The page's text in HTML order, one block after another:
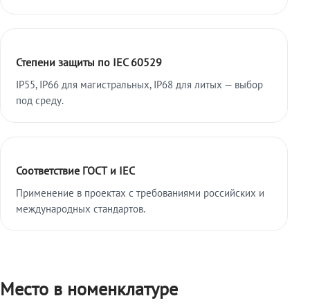
Степени защиты по IEC 60529
IP55, IP66 для магистральных, IP68 для литых — выбор
под среду.
Соответствие ГОСТ и IEC
Применение в проектах с требованиями российских и
международных стандартов.
Место в номенклатуре